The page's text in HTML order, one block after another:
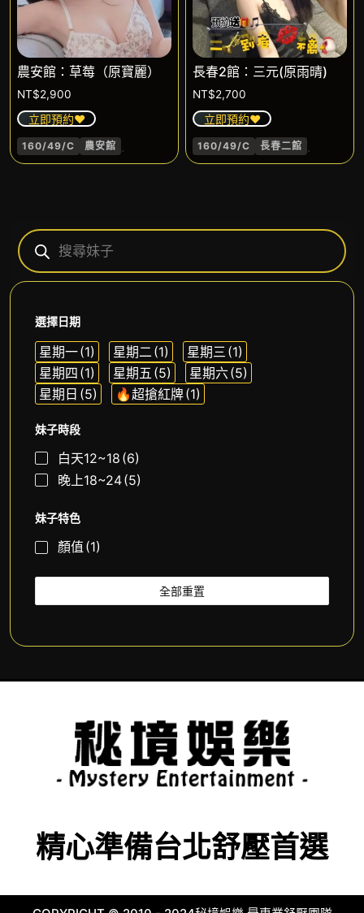
選擇日期
星期一(1) 星期二(1) 星期三 (1)
星期四 (1) 星期五 (5) 星期六(5)
星期日 (5) 🔥超搶紅牌(1)
妹子時段
白天12~18 (6)
晚上18~24(5)
妹子特色
顏值 (1)
全部重置
農安館：草莓（原寶麗）
NT$2,900
立即預約❤️
160/49/C 農安館 .
長春2館：三元(原雨晴)
NT$2,700
立即預約❤️
160/49/C 長春二館 .
精心準備台北舒壓首選